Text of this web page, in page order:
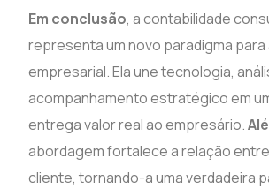
Em conclusão, a contabilidade
representa um novo paradigma
empresarial. Ela une tecnologia,
acompanhamento estratégico em
entrega valor real ao empresário.
abordagem fortalece a relação
cliente, tornando-a uma verdadeira